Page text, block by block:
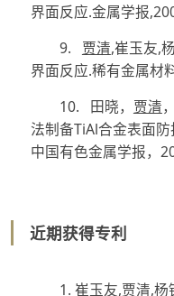
界面反应.金属学报
9. 贾清,崔玉友,
界面反应.稀有金属材
10. 田晓， 贾清
法制备TiAl合金表面防
中国有色金属学报，
近期获得专利
1. 崔玉友,贾清,杨